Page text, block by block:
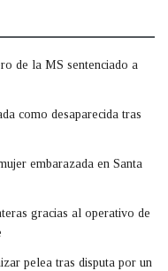
de la MS sentenciado a
como desaparecida tras
embarazada en Santa
gracias al operativo de
pelea tras disputa por un